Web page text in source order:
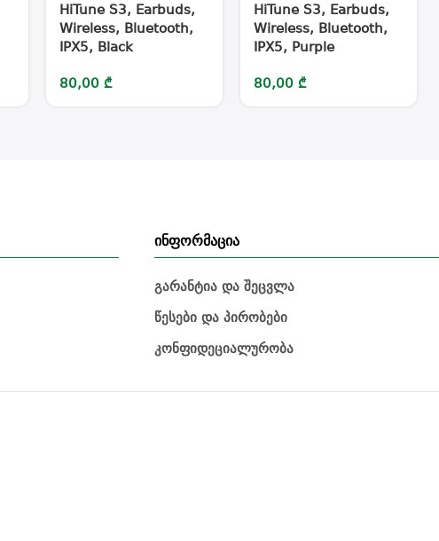
HiTune S3, Earbuds,
Wireless, Bluetooth,
IPX5, Black
80,00 ₾
HiTune S3, Earbuds,
Wireless, Bluetooth,
IPX5, Purple
80,00 ₾
ინფორმაცია
გარანტია და შეცვლა
წესები და პირობები
კონფიდეციალურობა